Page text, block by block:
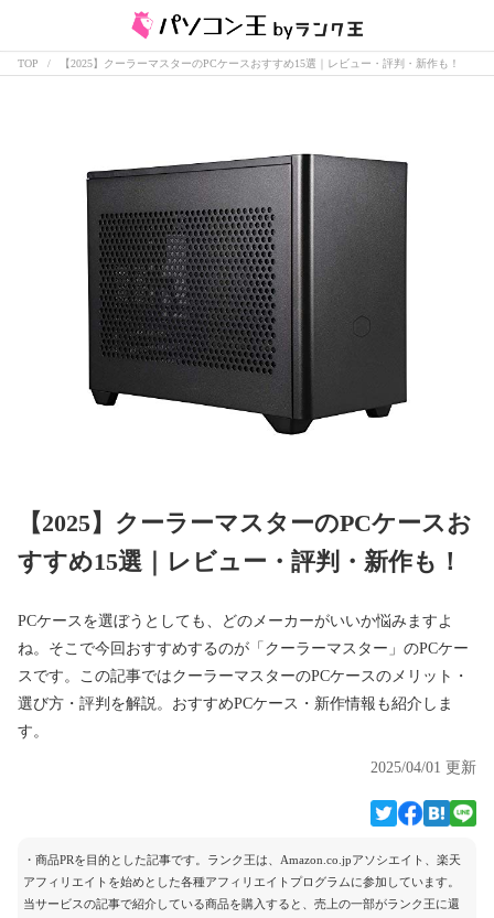
TOP 【2025】クーラーマスターのPCケースおすすめ15選｜レビュー・評判・新作も！
【2025】クーラーマスターのPCケースお
すすめ15選｜レビュー・評判・新作も！
PCケースを選ぼうとしても、どのメーカーがいいか悩みますよ
ね。そこで今回おすすめするのが「クーラーマスター」のPCケー
スです。この記事ではクーラーマスターのPCケースのメリット・
選び方・評判を解説。おすすめPCケース・新作情報も紹介しま
す。
2025/04/01 更新
・商品PRを目的とした記事です。ランク王は、Amazon.co.jpアソシエイト、楽天
アフィリエイトを始めとした各種アフィリエイトプログラムに参加しています。
当サービスの記事で紹介している商品を購入すると、売上の一部がランク王に還